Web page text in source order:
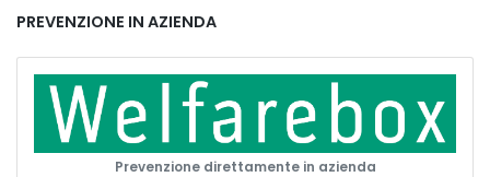
PREVENZIONE IN AZIENDA
Prevenzione direttamente in azienda